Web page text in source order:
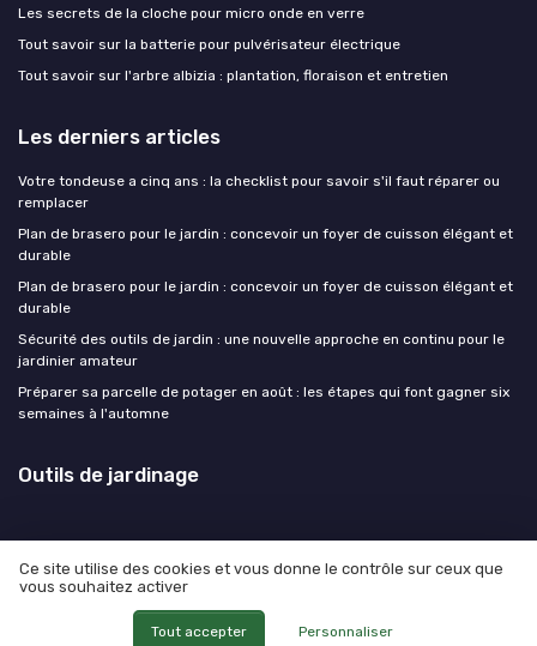
Les secrets de la cloche pour micro onde en verre
Tout savoir sur la batterie pour pulvérisateur électrique
Tout savoir sur l'arbre albizia : plantation, floraison et entretien
Les derniers articles
Votre tondeuse a cinq ans : la checklist pour savoir s'il faut réparer ou
remplacer
Plan de brasero pour le jardin : concevoir un foyer de cuisson élégant et
durable
Plan de brasero pour le jardin : concevoir un foyer de cuisson élégant et
durable
Sécurité des outils de jardin : une nouvelle approche en continu pour le
jardinier amateur
Préparer sa parcelle de potager en août : les étapes qui font gagner six
semaines à l'automne
Outils de jardinage
Mentions légales
© Outils de jardinage 2026
Ce site utilise des cookies et vous donne le contrôle sur ceux que
vous souhaitez activer
Tout accepter Personnaliser